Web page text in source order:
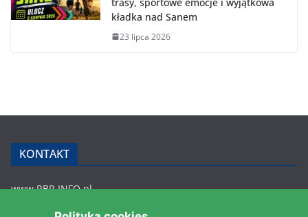
kładka nad Sanem
23 lipca 2026
KONTAKT
www.RBR.INFO.pl